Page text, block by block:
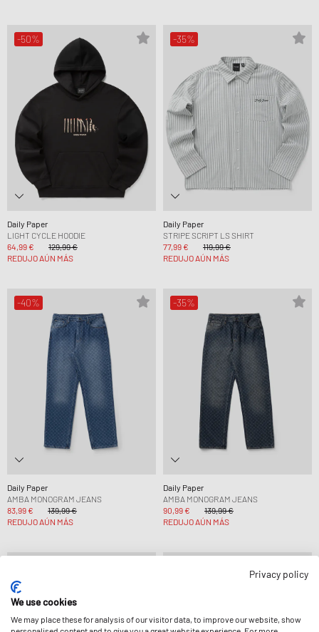
-50%
Daily Paper
LIGHT CYCLE HOODIE
64,99 €
129,99 €
REDUJO AÚN MÁS
-35%
Daily Paper
STRIPE SCRIPT LS SHIRT
77,99 €
119,99 €
REDUJO AÚN MÁS
-40%
Daily Paper
AMBA MONOGRAM JEANS
83,99 €
139,99 €
REDUJO AÚN MÁS
-35%
Daily Paper
AMBA MONOGRAM JEANS
90,99 €
139,99 €
REDUJO AÚN MÁS
Privacy policy
We use cookies
We may place these for analysis of our visitor data, to improve our website, show